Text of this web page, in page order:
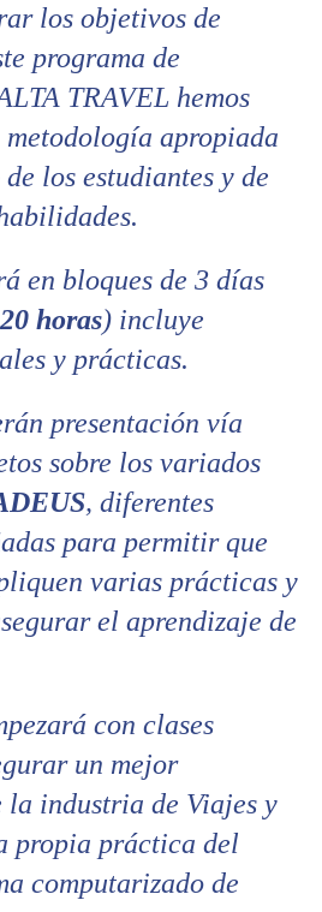
los objetivos de
programa de
TRAVEL hemos
apropiada
los estudiantes y de
en bloques de 3 días
horas) incluye
y prácticas.
presentación vía
sobre los variados
, diferentes
para permitir que
varias prácticas y
el aprendizaje de
con clases
un mejor
la industria de Viajes y
propia práctica del
computarizado de